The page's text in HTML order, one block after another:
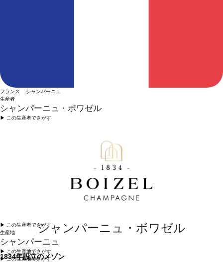
フランス シャンパーニュ
生産者
シャンパーニュ・ボワゼル
▶︎ この生産者でさがす
シャンパーニュ・ボワゼル
1834年設立のメゾン
▶︎ この生産者でさがす
生産地
シャンパーニュ
▶︎ この生産地でさがす
▶︎ この生産地でさがす